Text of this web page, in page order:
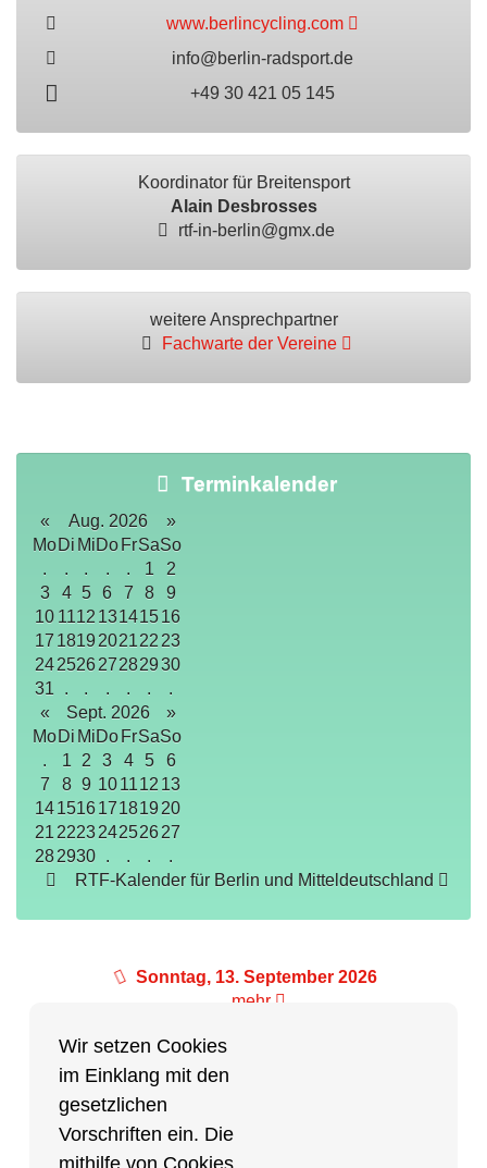
Wir setzen Cookies
im Einklang mit den
gesetzlichen
Vorschriften ein. Die
mithilfe von Cookies
www.berlincycling.com
info@berlin-radsport.de
+49 30 421 05 145
Koordinator für Breitensport
Alain Desbrosses
rtf-in-berlin@gmx.de
weitere Ansprechpartner
Fachwarte der Vereine
Terminkalender
« Aug. 2026
»
MoDi MiDo FrSaSo
.
. . . . 1
2
3
4 5 6 7 8
9
10 1112 13141516
17 1819 202122 23
24252627282930
31
. . . . .
.
«
Sept. 2026
»
MoDi MiDo FrSaSo
.
1 2 3 4 5
6
7
8 9 10 1112 13
141516171819 20
21 222324252627
282930 . . .
.
RTF-Kalender für Berlin und Mitteldeutschland
Sonntag, 13. September 2026
mehr
Partner des Breitensports